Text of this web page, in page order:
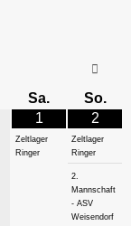
Sa.
So.
1
Zeltlager
Ringer
2
Zeltlager
Ringer
2.
Mannschaft
- ASV
Weisendorf